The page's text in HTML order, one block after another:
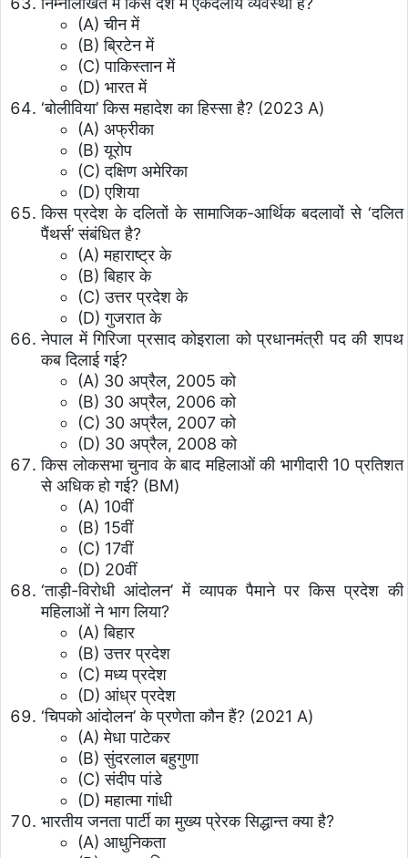
(A) चीन में
(B) ब्रिटेन में
(C) पाकिस्तान में
(D) भारत में
‘बोलीविया’ किस महादेश का हिस्सा है? (2023 A)
(A) अफ्रीका
(B) यूरोप
(C) दक्षिण अमेरिका
(D) एशिया
किस प्रदेश के दलितों के सामाजिक-आर्थिक बदलावों से ‘दलित
पैंथर्स’ संबंधित है?
(A) महाराष्ट्र के
(B) बिहार के
(C) उत्तर प्रदेश के
(D) गुजरात के
नेपाल में गिरिजा प्रसाद कोइराला को प्रधानमंत्री पद की शपथ
कब दिलाई गई?
(A) 30 अप्रैल, 2005 को
(B) 30 अप्रैल, 2006 को
(C) 30 अप्रैल, 2007 को
(D) 30 अप्रैल, 2008 को
किस लोकसभा चुनाव के बाद महिलाओं की भागीदारी 10 प्रतिशत
से अधिक हो गई? (BM)
(A) 10वीं
(B) 15वीं
(C) 17वीं
(D) 20वीं
‘ताड़ी-विरोधी आंदोलन’ में व्यापक पैमाने पर किस प्रदेश की
महिलाओं ने भाग लिया?
(A) बिहार
(B) उत्तर प्रदेश
(C) मध्य प्रदेश
(D) आंध्र प्रदेश
‘चिपको आंदोलन’ के प्रणेता कौन हैं? (2021 A)
(A) मेधा पाटेकर
(B) सुंदरलाल बहुगुणा
(C) संदीप पांडे
(D) महात्मा गांधी
भारतीय जनता पार्टी का मुख्य प्रेरक सिद्धान्त क्या है?
(A) आधुनिकता